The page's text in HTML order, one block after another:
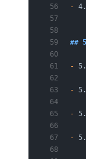
-
##
-
-
-
-